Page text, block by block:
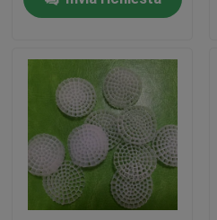
Richieda una citazione
Medi filtranti MBBR
Bio- media di MBBR